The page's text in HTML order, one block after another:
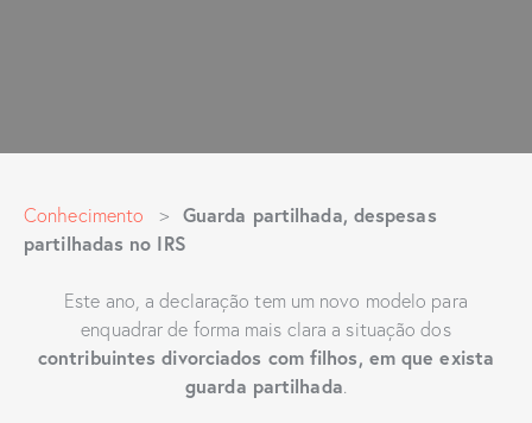
Conhecimento > Guarda partilhada, despesas
partilhadas no IRS
Este ano, a declaração tem um novo modelo para
enquadrar de forma mais clara a situação dos
contribuintes divorciados com filhos, em que exista
guarda partilhada.